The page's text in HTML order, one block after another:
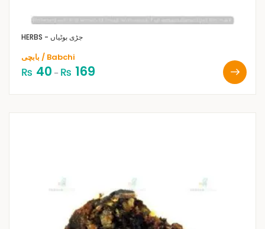
HERBS - جڑی بوٹیاں
بابچی / Babchi
₨ 40 – ₨ 169